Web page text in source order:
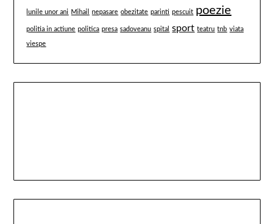
lunile unor ani Mihail nepasare obezitate parinti pescuit poezie
politia in actiune politica presa sadoveanu spital sport teatru tnb viata
viespe